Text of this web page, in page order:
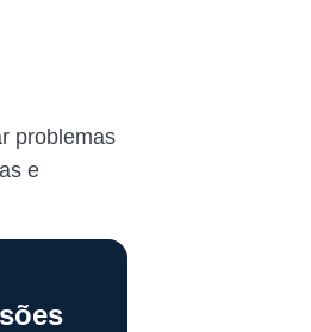
problemas
e